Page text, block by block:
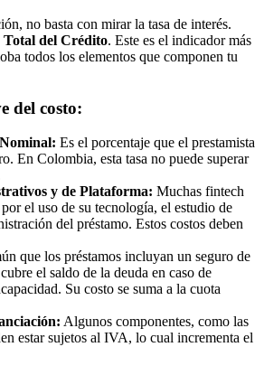
no basta con mirar la tasa de interés.
Total del Crédito. Este es el indicador más
todos los elementos que componen tu
del costo:
Es el porcentaje que el prestamista
En Colombia, esta tasa no puede superar
y de Plataforma: Muchas fintech
el uso de su tecnología, el estudio de
del préstamo. Estos costos deben
que los préstamos incluyan un seguro de
el saldo de la deuda en caso de
Su costo se suma a la cuota
Algunos componentes, como las
estar sujetos al IVA, lo cual incrementa el